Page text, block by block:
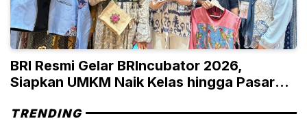
BRI Resmi Gelar BRIncubator 2026,
Siapkan UMKM Naik Kelas hingga Pasar
TRENDING